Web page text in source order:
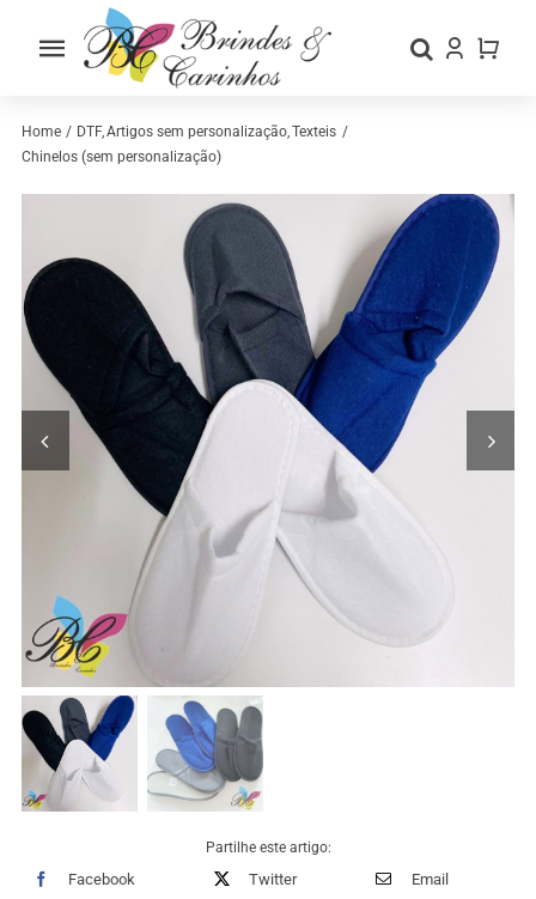
Toggle
Home
Loja
Contactos
Home DTF Artigos sem personalização Texteis
Chinelos (sem personalização)
Partilhe este artigo:
Facebook Twitter Email